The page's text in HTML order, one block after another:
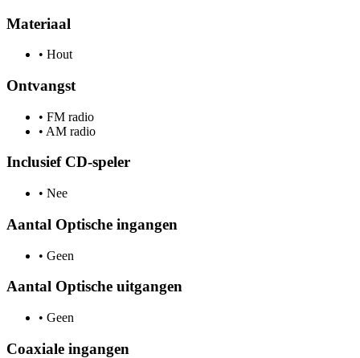
Materiaal
• Hout
Ontvangst
• FM radio
• AM radio
Inclusief CD-speler
• Nee
Aantal Optische ingangen
• Geen
Aantal Optische uitgangen
• Geen
Coaxiale ingangen